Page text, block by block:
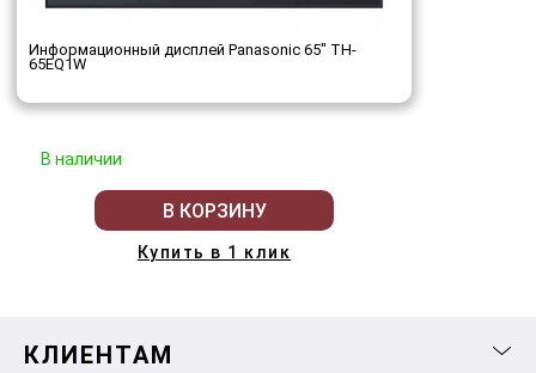
Информационный дисплей Panasonic 65" TH-
65EQ1W
В наличии
В КОРЗИНУ
Купить в 1 клик
КЛИЕНТАМ